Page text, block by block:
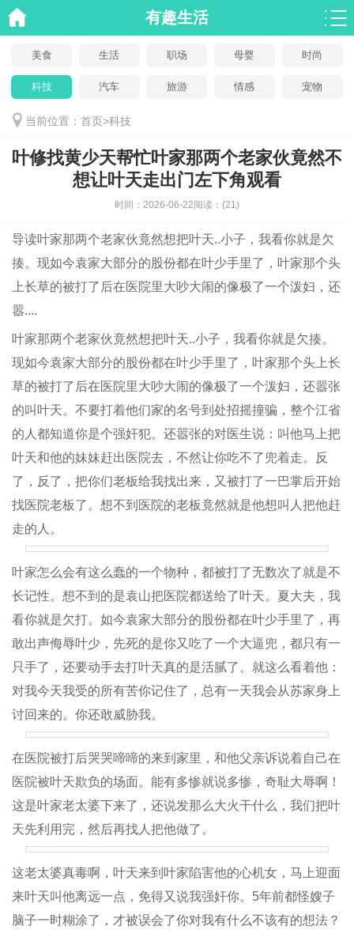
有趣生活
美食 生活 职场 母婴 时尚
科技 汽车 旅游 情感 宠物
当前位置： 首页>科技
叶修找黄少天帮忙叶家那两个老家伙竟然不
想让叶天走出门左下角观看
时间： 2026-06-22阅读： (21)
导读叶家那两个老家伙竟然想把叶天..小子，我看你就是欠
揍。现如今袁家大部分的股份都在叶少手里了，叶家那个头
上长草的被打了后在医院里大吵大闹的像极了一个泼妇，还
嚣....
叶家那两个老家伙竟然想把叶天..小子，我看你就是欠揍。
现如今袁家大部分的股份都在叶少手里了，叶家那个头上长
草的被打了后在医院里大吵大闹的像极了一个泼妇，还嚣张
的叫叶天。不要打着他们家的名号到处招摇撞骗，整个江省
的人都知道你是个强奸犯。还嚣张的对医生说：叫他马上把
叶天和他的妹妹赶出医院去，不然让你吃不了兜着走。反
了，反了，把你们老板给我找出来，又被打了一巴掌后开始
找医院老板了。想不到医院的老板竟然就是他想叫人把他赶
走的人。
叶家怎么会有这么蠢的一个物种，都被打了无数次了就是不
长记性。想不到的是袁山把医院都送给了叶天。夏大夫，我
看你就是欠打。如今袁家大部分的股份都在叶少手里了，再
敢出声侮辱叶少，先死的是你又吃了一个大逼兜，都只有一
只手了，还要动手去打叶天真的是活腻了。就这么看着他：
对我今天我受的所有苦你记住了，总有一天我会从苏家身上
讨回来的。你还敢威胁我。
在医院被打后哭哭啼啼的来到家里，和他父亲诉说着自己在
医院被叶天欺负的场面。能有多惨就说多惨，奇耻大辱啊！
这是叶家老太婆下来了，还说发那么大火干什么，我们把叶
天先利用完，然后再找人把他做了。
这老太婆真毒啊，叶天来到叶家陷害他的心机女，马上迎面
来叶天叫他离远一点，免得又说我强奸你。5年前都怪嫂子
脑子一时糊涂了，才被误会了你对我有什么不该有的想法？